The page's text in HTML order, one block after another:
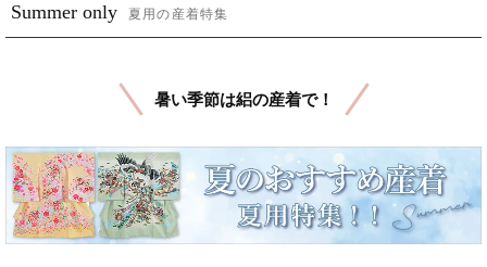
Summer only 夏用の産着特集
暑い季節は絽の産着で！